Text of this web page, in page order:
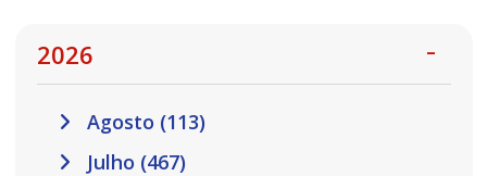
2026
Agosto (113)
Julho (467)